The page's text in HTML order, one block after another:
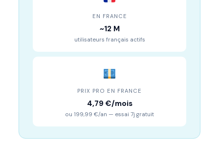
EN FRANCE
~12 M
utilisateurs français actifs
PRIX PRO EN FRANCE
4,79 €/mois
ou 199,99 €/an — essai 7j gratuit